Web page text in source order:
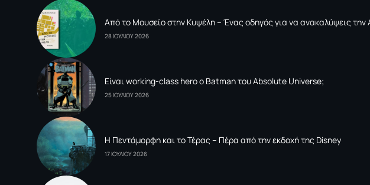
Από το Μουσείο στην Κυψέλη – Ένας οδηγός για να ανακαλύψεις την
28 ΙΟΥΛΙΟΥ 2026
Είναι working-class hero ο Batman του Absolute Universe;
25 ΙΟΥΛΙΟΥ 2026
Η Πεντάμορφη και το Τέρας – Πέρα από την εκδοχή της Disney
17 ΙΟΥΛΙΟΥ 2026